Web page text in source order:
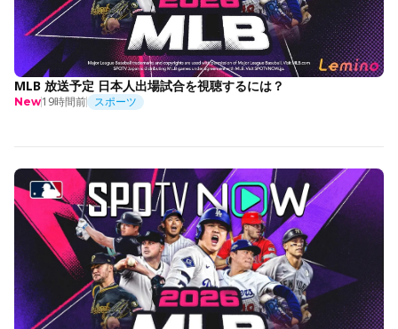
MLB 放送予定 日本人出場試合を視聴するには？
New19時間前 スポーツ